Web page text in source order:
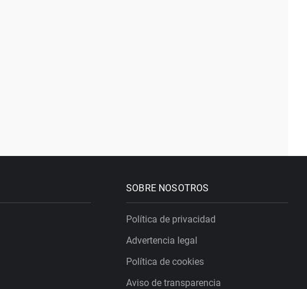
SOBRE NOSOTROS
Política de privacidad
Advertencia legal
Política de cookies
Aviso de transparencia